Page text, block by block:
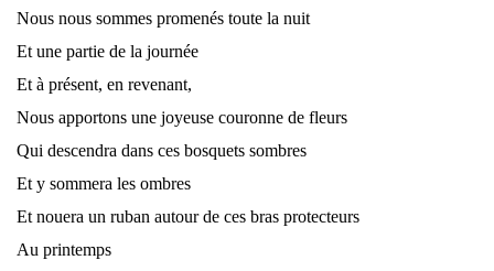
Nous nous sommes promenés toute la nuit
Et une partie de la journée
Et à présent, en revenant,
Nous apportons une joyeuse couronne de fleurs
Qui descendra dans ces bosquets sombres
Et y sommera les ombres
Et nouera un ruban autour de ces bras protecteurs
Au printemps